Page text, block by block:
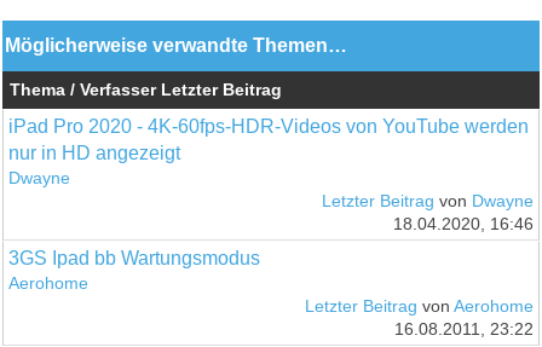
Möglicherweise verwandte Themen…
Thema / Verfasser Letzter Beitrag
iPad Pro 2020 - 4K-60fps-HDR-Videos von YouTube werden
nur in HD angezeigt
Dwayne
Letzter Beitrag von Dwayne
18.04.2020, 16:46
3GS Ipad bb Wartungsmodus
Aerohome
Letzter Beitrag von Aerohome
16.08.2011, 23:22